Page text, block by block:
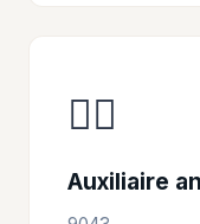
👩‍⚕️
Auxiliaire